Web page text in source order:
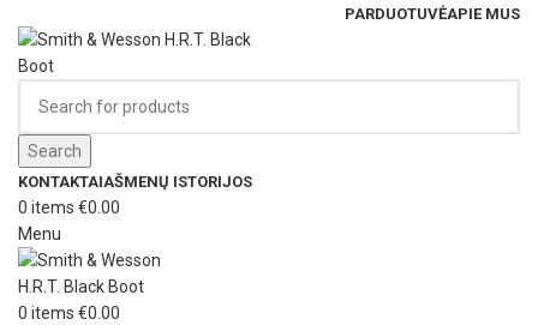
PARDUOTUVĖAPIE MUS
Search
KONTAKTAIAŠMENŲ ISTORIJOS
0 items €0.00
Menu
0 items €0.00